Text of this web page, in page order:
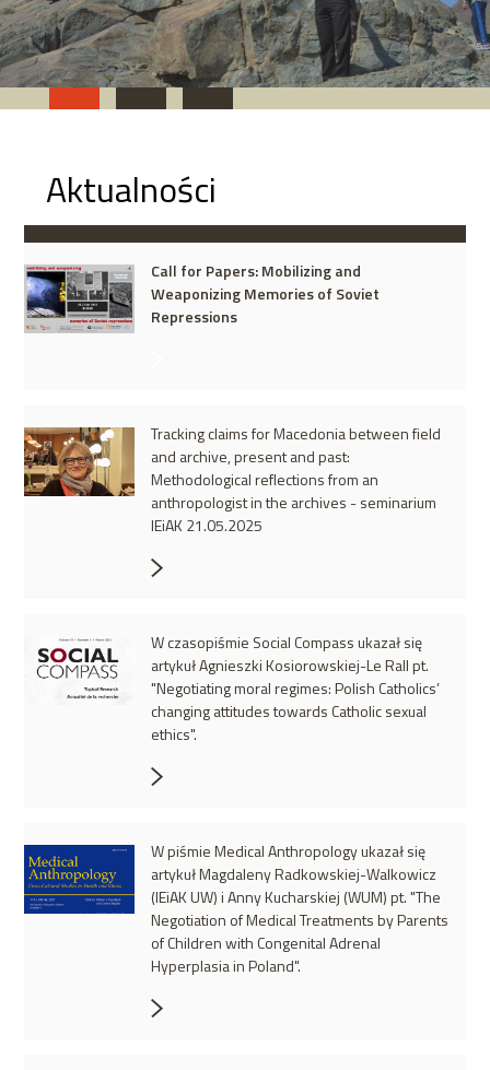
Aktualności
Call for Papers: Mobilizing and
Weaponizing Memories of Soviet
Repressions
Tracking claims for Macedonia between field
and archive, present and past:
Methodological reflections from an
anthropologist in the archives - seminarium
IEiAK 21.05.2025
W czasopiśmie Social Compass ukazał się
artykuł Agnieszki Kosiorowskiej-Le Rall pt.
"Negotiating moral regimes: Polish Catholics’
changing attitudes towards Catholic sexual
ethics".
W piśmie Medical Anthropology ukazał się
artykuł Magdaleny Radkowskiej-Walkowicz
(IEiAK UW) i Anny Kucharskiej (WUM) pt. "The
Negotiation of Medical Treatments by Parents
of Children with Congenital Adrenal
Hyperplasia in Poland".